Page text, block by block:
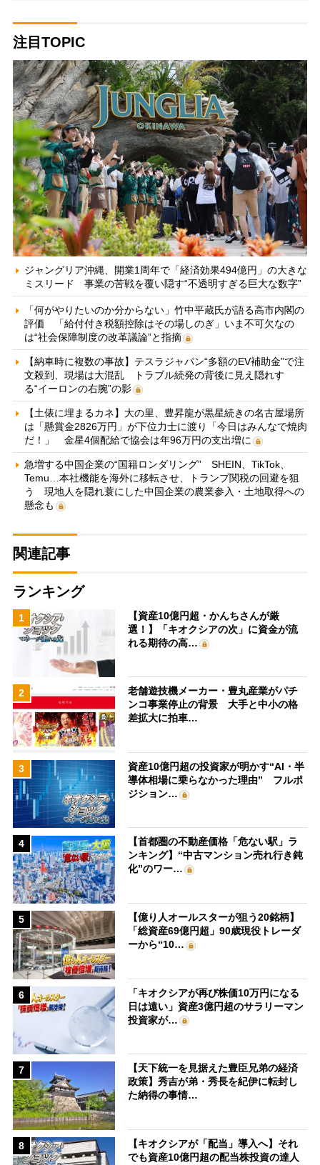
注目TOPIC
ジャングリア沖縄、開業1周年で「経済効果494億円」の大きな
ミスリード 事業の苦戦を覆い隠す“不透明すぎる巨大な数字”
「何がやりたいのか分からない」竹中平蔵氏が語る高市内閣の
評価 「給付付き税額控除はその場しのぎ」いま不可欠なの
は“社会保障制度の改革議論”と指摘
【納車時に複数の事故】テスラジャパン“多額のEV補助金”で注
文殺到、現場は大混乱 トラブル続発の背後に見え隠れす
る“イーロンの右腕”の影
【土俵に埋まるカネ】大の里、豊昇龍が黒星続きの名古屋場所
は「懸賞金2826万円」が下位力士に渡り「今日はみんなで焼肉
だ！」 金星4個配給で協会は年96万円の支出増に
急増する中国企業の“国籍ロンダリング” SHEIN、TikTok、
Temu…本社機能を海外に移転させ、トランプ関税の回避を狙
う 現地人を隠れ蓑にした中国企業の農業参入・土地取得への
懸念も
関連記事
ランキング
1
【資産10億円超・かんちさんが厳
選！】「キオクシアの次」に資金が流
れる期待の高…
2
老舗遊技機メーカー・豊丸産業がパチ
ンコ事業停止の背景 大手と中小の格
差拡大に拍車…
3
資産10億円超の投資家が明かす“AI・半
導体相場に乗らなかった理由” フルポ
ジション…
4
【首都圏の不動産価格「危ない駅」ラ
ンキング】“中古マンション売れ行き鈍
化”のワー…
5
【億り人オールスターが狙う20銘柄】
「総資産69億円超」90歳現役トレーダ
ーから“10…
6
「キオクシアが再び株価10万円になる
日は遠い」資産3億円超のサラリーマン
投資家が…
7
【天下統一を見据えた豊臣兄弟の経済
政策】秀吉が弟・秀長を紀伊に転封し
た納得の事情…
8
【キオクシアが「配当」導入へ】それ
でも資産10億円超の配当株投資の達人